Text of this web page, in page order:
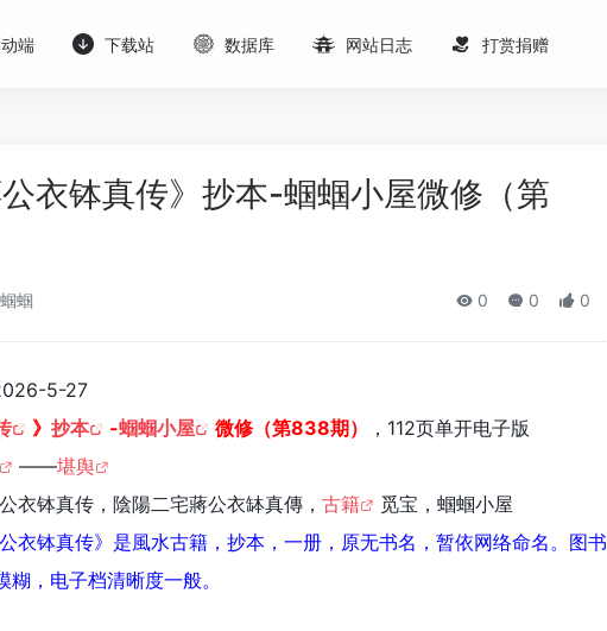
端 下载站 数据库 网站日志 打赏捐赠
公衣钵真传》抄本-蝈蝈小屋微修（第
蝈蝈 0 0 0
5-27
》 抄本 -蝈蝈小屋 微修（第838期）
，112页单开电子版
——堪舆
衣钵真传，陰陽二宅蔣公衣缽真傳， 古籍
觅宝，蝈蝈小屋
衣钵真传》是風水古籍，抄本，一册，原无书名，暂依网络命名。图书
，电子档清晰度一般。